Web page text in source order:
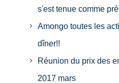
s'est tenue comme
Amongo toutes les
dîner!!
Réunion du prix des
2017 mars